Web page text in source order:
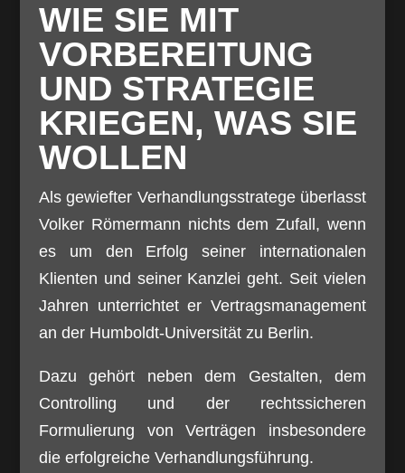
WIE SIE MIT
VORBEREITUNG
UND STRATEGIE
KRIEGEN, WAS SIE
WOLLEN
Als gewiefter Verhandlungsstratege überlasst
Volker Römermann nichts dem Zufall, wenn
es um den Erfolg seiner internationalen
Klienten und seiner Kanzlei geht. Seit vielen
Jahren unterrichtet er Vertragsmanagement
an der Humboldt-Universität zu Berlin.
Dazu gehört neben dem Gestalten, dem
Controlling und der rechtssicheren
Formulierung von Verträgen insbesondere
die erfolgreiche Verhandlungsführung.